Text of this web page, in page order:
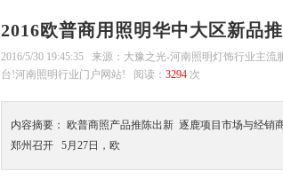
2016欧普商用照明华中大区新品
2016/5/30 19:45:35 来源：大豫之光-河南照明灯饰行业主流
台!河南照明行业门户网站! 阅读： 3294 次
内容摘要： 欧普商照产品推陈出新 逐鹿项目市场与经销
郑州召开 5月27日，欧